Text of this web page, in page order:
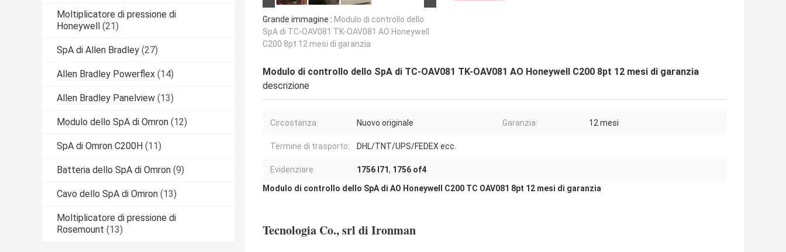
Moltiplicatore di pressione di
Honeywell
(21)
SpA di Allen Bradley (27)
Allen Bradley Powerflex (14)
Allen Bradley Panelview (13)
Modulo dello SpA di Omron (12)
SpA di Omron C200H (11)
Batteria dello SpA di Omron (9)
Cavo dello SpA di Omron (13)
Moltiplicatore di pressione di
Rosemount (13)
Grande immagine : Modulo di controllo dello
SpA di TC-OAV081 TK-OAV081 AO Honeywell
C200 8pt 12 mesi di garanzia
Modulo di controllo dello SpA di TC-OAV081 TK-OAV081 AO Honeywell C200 8pt 12 mesi di garanzia
descrizione
Circostanza: Nuovo originale Garanzia: 12 mesi
Termine di trasporto: DHL/TNT/UPS/FEDEX ecc.
Evidenziare: 1756 l71, 1756 of4
Modulo di controllo dello SpA di AO Honeywell C200 TC OAV081 8pt 12 mesi di garanzia
Tecnologia Co., srl di Ironman